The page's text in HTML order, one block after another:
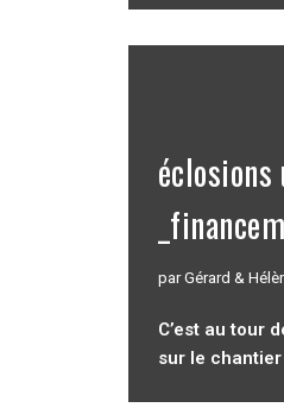
parGérard &
C’est au tour
sur le